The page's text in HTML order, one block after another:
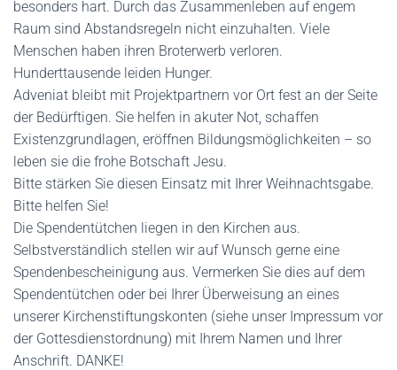
besonders hart. Durch das Zusammenleben auf engem
Raum sind Abstandsregeln nicht einzuhalten. Viele
Menschen haben ihren Broterwerb verloren.
Hunderttausende leiden Hunger.
Adveniat bleibt mit Projektpartnern vor Ort fest an der Seite
der Bedürftigen. Sie helfen in akuter Not, schaffen
Existenzgrundlagen, eröffnen Bildungsmöglichkeiten – so
leben sie die frohe Botschaft Jesu.
Bitte stärken Sie diesen Einsatz mit Ihrer Weihnachtsgabe.
Bitte helfen Sie!
Die Spendentütchen liegen in den Kirchen aus.
Selbstverständlich stellen wir auf Wunsch gerne eine
Spendenbescheinigung aus. Vermerken Sie dies auf dem
Spendentütchen oder bei Ihrer Überweisung an eines
unserer Kirchenstiftungskonten (siehe unser Impressum vor
der Gottesdienstordnung) mit Ihrem Namen und Ihrer
Anschrift. DANKE!